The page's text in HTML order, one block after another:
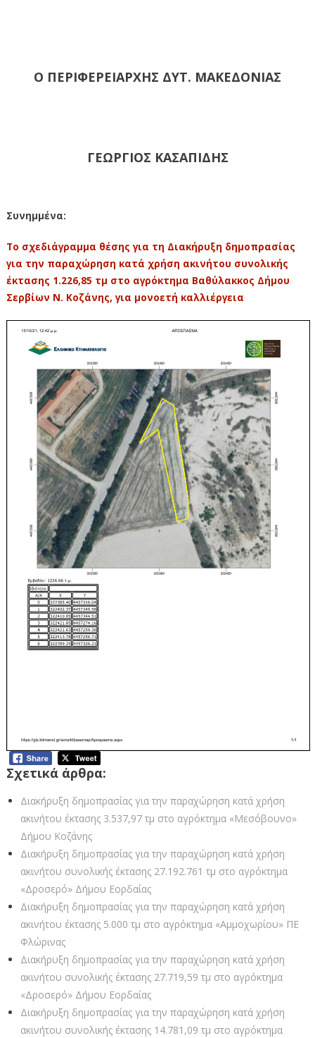
Ο ΠΕΡΙΦΕΡΕΙΑΡΧΗΣ ΔΥΤ. ΜΑΚΕΔΟΝΙΑΣ
ΓΕΩΡΓΙΟΣ ΚΑΣΑΠΙΔΗΣ
Συνημμένα:
Το σχεδιάγραμμα θέσης για τη Διακήρυξη δημοπρασίας
για την παραχώρηση κατά χρήση ακινήτου συνολικής
έκτασης 1.226,85 τμ στο αγρόκτημα Βαθύλακκος Δήμου
Σερβίων Ν. Κοζάνης, για μονοετή καλλιέργεια
Σχετικά άρθρα:
Διακήρυξη δημοπρασίας για την παραχώρηση κατά χρήση
ακινήτου έκτασης 3.537,97 τμ στο αγρόκτημα «Μεσόβουνο»
Δήμου Κοζάνης
Διακήρυξη δημοπρασίας για την παραχώρηση κατά χρήση
ακινήτου συνολικής έκτασης 27.192.761 τμ στο αγρόκτημα
«Δροσερό» Δήμου Εορδαίας
Διακήρυξη δημοπρασίας για την παραχώρηση κατά χρήση
ακινήτου έκτασης 5.000 τμ στο αγρόκτημα «Αμμοχωρίου» ΠΕ
Φλώρινας
Διακήρυξη δημοπρασίας για την παραχώρηση κατά χρήση
ακινήτου συνολικής έκτασης 27.719,59 τμ στο αγρόκτημα
«Δροσερό» Δήμου Εορδαίας
Διακήρυξη δημοπρασίας για την παραχώρηση κατά χρήση
ακινήτου συνολικής έκτασης 14.781,09 τμ στο αγρόκτημα